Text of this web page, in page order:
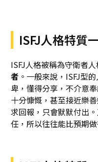
ISFJ人格特質
ISFJ人格被稱為守衛者
者 。一般來說，ISFJ型
卑，懂得分享，不介意
十分慷慨，甚至接近樂
求回報，只會默默付出
任，所以往往能比預期